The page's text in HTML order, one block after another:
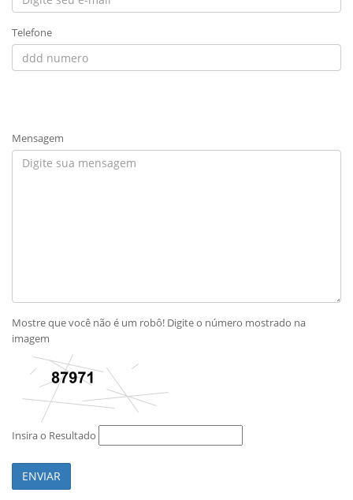
Telefone
Mensagem
Mostre que você não é um robô! Digite o número mostrado na
imagem
Insira o Resultado
ENVIAR